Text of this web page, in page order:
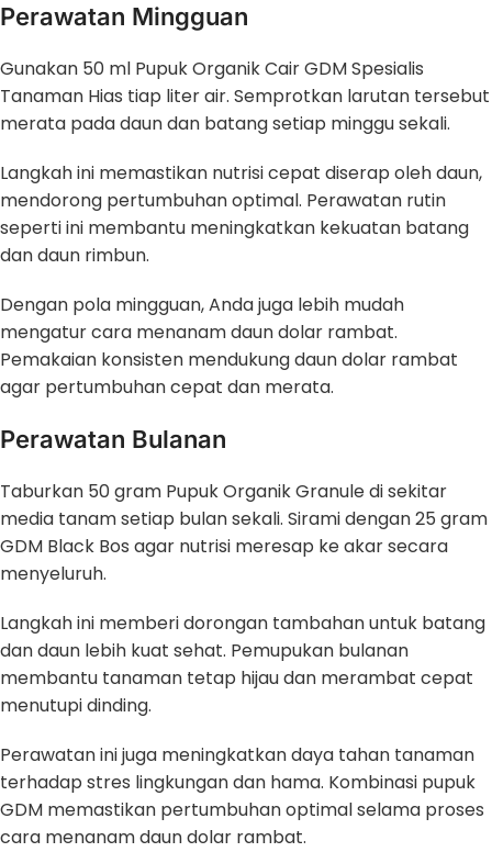
Perawatan Mingguan
Gunakan 50 ml Pupuk Organik Cair GDM Spesialis
Tanaman Hias tiap liter air. Semprotkan larutan tersebut
merata pada daun dan batang setiap minggu sekali.
Langkah ini memastikan nutrisi cepat diserap oleh daun,
mendorong pertumbuhan optimal. Perawatan rutin
seperti ini membantu meningkatkan kekuatan batang
dan daun rimbun.
Dengan pola mingguan, Anda juga lebih mudah
mengatur cara menanam daun dolar rambat.
Pemakaian konsisten mendukung daun dolar rambat
agar pertumbuhan cepat dan merata.
Perawatan Bulanan
Taburkan 50 gram Pupuk Organik Granule di sekitar
media tanam setiap bulan sekali. Sirami dengan 25 gram
GDM Black Bos agar nutrisi meresap ke akar secara
menyeluruh.
Langkah ini memberi dorongan tambahan untuk batang
dan daun lebih kuat sehat. Pemupukan bulanan
membantu tanaman tetap hijau dan merambat cepat
menutupi dinding.
Perawatan ini juga meningkatkan daya tahan tanaman
terhadap stres lingkungan dan hama. Kombinasi pupuk
GDM memastikan pertumbuhan optimal selama proses
cara menanam daun dolar rambat.